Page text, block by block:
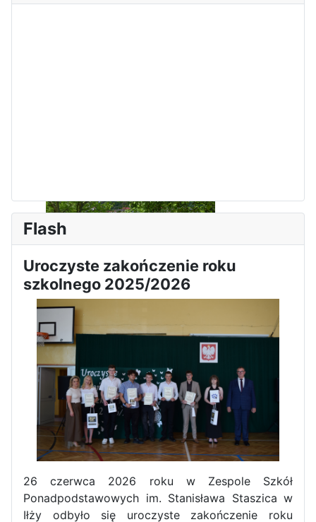
Dni Leśmianowskie 2026
Flash
Uroczyste zakończenie roku
szkolnego 2025/2026
26 czerwca 2026 roku w Zespole Szkół
Ponadpodstawowych im. Stanisława Staszica w
Iłży odbyło się uroczyste zakończenie roku